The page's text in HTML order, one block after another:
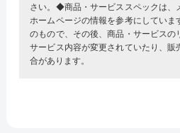
さい。◆商品・サービススペックは、
ホームページの情報を参考にしてい
のもので、その後、商品・サービスの
サービス内容が変更されていたり、販
合があります。